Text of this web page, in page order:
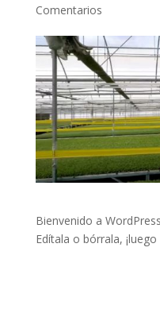
Comentarios
Bienvenido a
Edítala o bórrala,